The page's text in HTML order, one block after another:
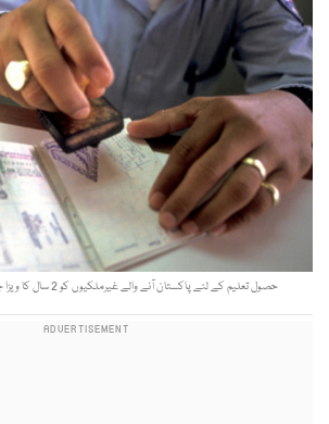
حصول تعلیم کے لئے پاکستان آنے والے غیرملکیوں کو 2 سال کا ویزا جاری کیا جائے گا فوٹو: فائل